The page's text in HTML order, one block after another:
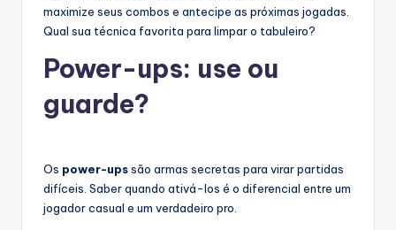
maximize seus combos e antecipe as próximas jogadas.
Qual sua técnica favorita para limpar o tabuleiro?
Power-ups: use ou
guarde?
Os power-upssão armas secretas para virar partidas
difíceis. Saber quando ativá-los é o diferencial entre um
jogador casual e um verdadeiro pro.